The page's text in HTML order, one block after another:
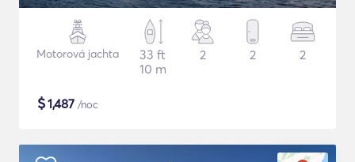
Motorová jachta
33 ft
10 m
2 2 2
$1,487 /noc